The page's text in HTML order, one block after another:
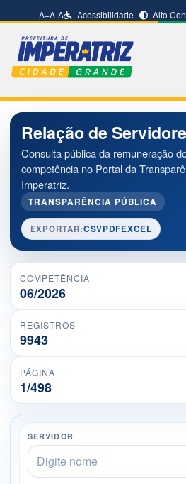
A+A-A Acessibilidade Alto
Relação de
Consulta pública da remuneração
competência no Portal da
Imperatriz.
TRANSPARÊNCIA PÚBLICA
EXPORTAR:CSVPDFEXCEL
COMPETÊNCIA
06/2026
REGISTROS
9943
PÁGINA
1/498
SERVIDOR